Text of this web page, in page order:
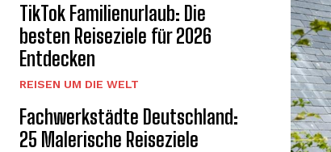
TikTok Familienurlaub: Die
besten Reiseziele für 2026
Entdecken
REISEN UM DIE WELT
Fachwerkstädte Deutschland:
25 Malerische Reiseziele